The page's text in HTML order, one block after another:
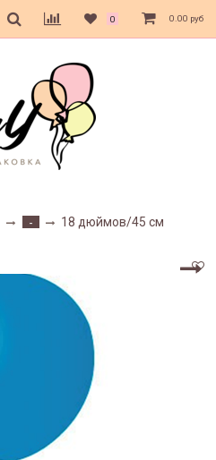
0 0.00 руб
- 18 дюймов/45 см